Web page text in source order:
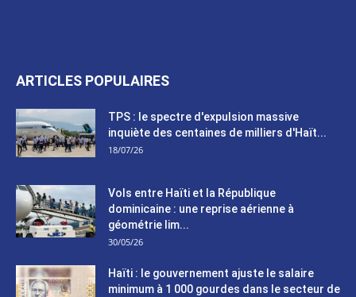
ARTICLES POPULAIRES
TPS : le spectre d'expulsion massive
inquiète des centaines de milliers d'Haït...
18/07/26
Vols entre Haïti et la République
dominicaine : une reprise aérienne à
géométrie lim...
30/05/26
Haïti : le gouvernement ajuste le salaire
minimum à 1 000 gourdes dans le secteur de